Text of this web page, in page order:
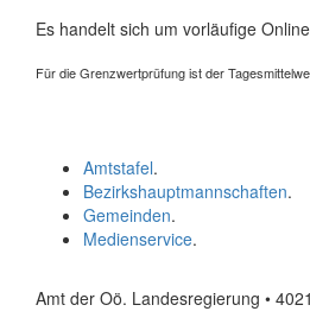
Es handelt sich um vorläufige
Für die Grenzwertprüfung ist der
Amtstafel.
Bezirkshauptmannschaften.
Gemeinden.
Medienservice.
Amt der Oö. Landesregierung •